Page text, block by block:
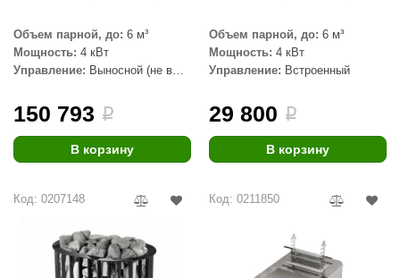
Объем парной, до: 6 м³
Мощность: 4 кВт
Управление: Выносной (не в
150 793 i
В корзину
Объем парной, до: 6 м³
Мощность: 4 кВт
Управление: Встроенный
29 800 i
В корзину
Код: 0207148 Код: 0211850